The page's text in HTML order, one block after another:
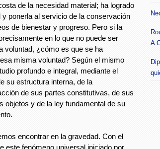
de la necesidad material; ha logrado
ponerla al servicio de la conservación
de bienestar y progreso. Pero si la
en lo que no puede ser
voluntad, ¿cómo es que se ha
misma voluntad? Según el mismo
profundo e integral, mediante el
su estructura interna, de la
de sus partes constitutivas, de sus
objetos y de la ley fundamental de su
encontrar en la gravedad. Con el
este fenómeno universal iniciado por
A